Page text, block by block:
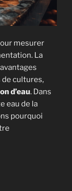
mesurer
La
de cultures,
d’eau. Dans
eau de la
pourquoi